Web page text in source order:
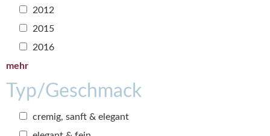
2012
2015
2016
mehr
Typ/Geschmack
cremig, sanft & elegant